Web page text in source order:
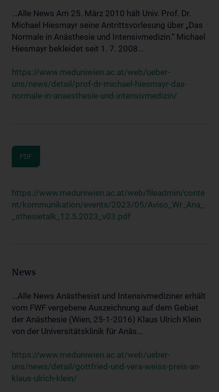
...Alle News Am 25. März 2010 hält Univ. Prof. Dr.
Michael Hiesmayr seine Antrittsvorlesung über „Das
Normale in Anästhesie und Intensivmedizin.“ Michael
Hiesmayr bekleidet seit 1. 7. 2008...
https://www.meduniwien.ac.at/web/ueber-
uns/news/detail/prof-dr-michael-hiesmayr-das-
normale-in-anaesthesie-und-intensivmedizin/
PDF
https://www.meduniwien.ac.at/web/fileadmin/conte
nt/kommunikation/events/2023/05/Aviso_Wr_Ana_
_sthesietalk_12.5.2023_v03.pdf
News
...Alle News Anästhesist und Intensivmediziner erhält
vom FWF vergebene Auszeichnung auf dem Gebiet
der Anästhesie (Wien, 25-1-2016) Klaus Ulrich Klein
von der Universitätsklinik für Anäs...
https://www.meduniwien.ac.at/web/ueber-
uns/news/detail/gottfried-und-vera-weiss-preis-an-
klaus-ulrich-klein/